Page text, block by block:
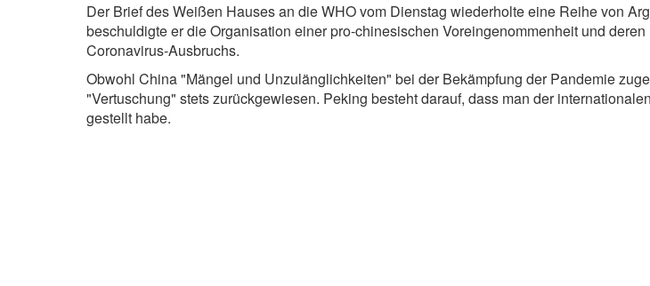
Der Brief des Weißen Hauses an die WHO vom Dienstag wiederholte eine Reihe von
beschuldigte er die Organisation einer pro-chinesischen Voreingenommenheit und
Coronavirus-Ausbruchs.
Obwohl China "Mängel und Unzulänglichkeiten" bei der Bekämpfung der Pandemie
"Vertuschung" stets zurückgewiesen. Peking besteht darauf, dass man der
gestellt habe.